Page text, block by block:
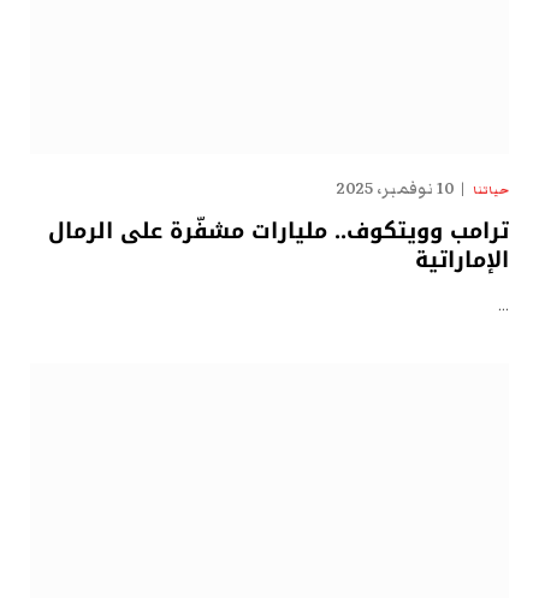
حياتنا 10 نوفمبر، 2025
ترامب وويتكوف.. مليارات مشفّرة على الرمال
الإماراتية
…